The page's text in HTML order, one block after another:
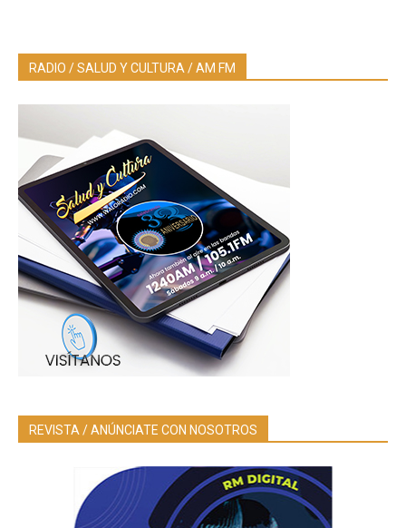
RADIO / SALUD Y CULTURA / AM FM
REVISTA / ANÚNCIATE CON NOSOTROS